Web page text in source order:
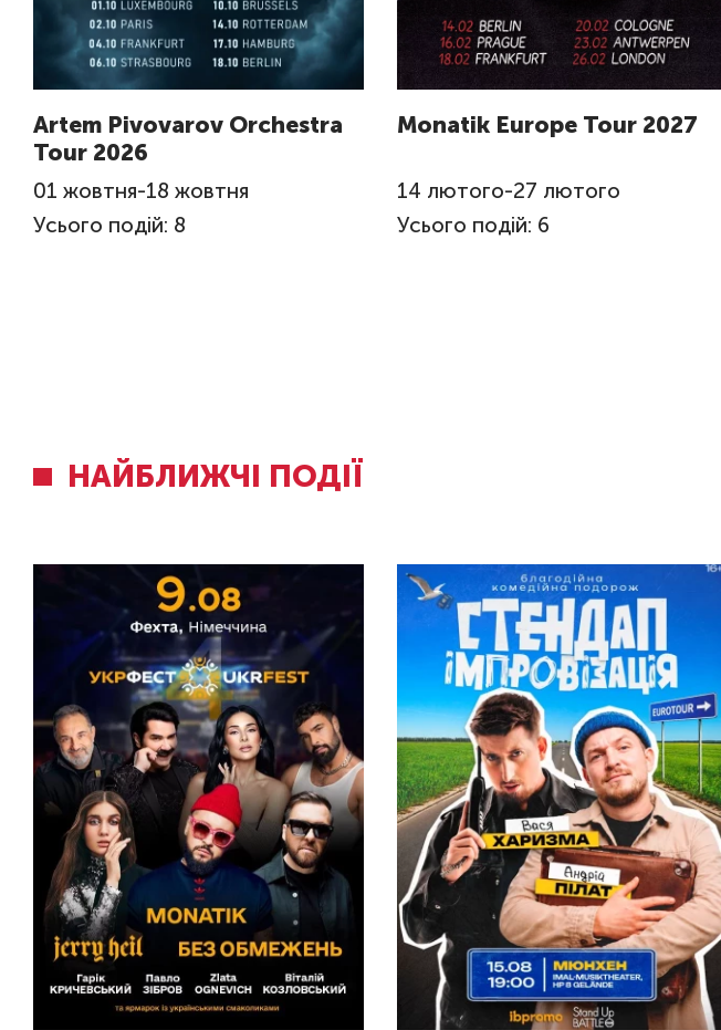
Artem Pivovarov Orchestra
Tour 2026
01 жовтня-18 жовтня
Усього подій: 8
Monatik Europe Tour 2027
14 лютого-27 лютого
Усього подій: 6
НАЙБЛИЖЧІ ПОДІЇ